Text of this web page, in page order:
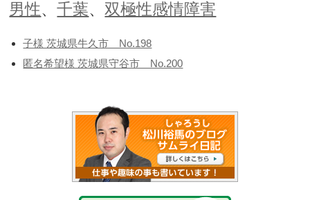
男性、千葉、双極性感情障害
子様 茨城県牛久市 No.198
匿名希望様 茨城県守谷市 No.200